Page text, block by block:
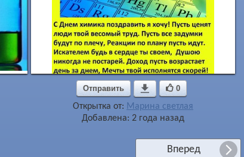
Отправить  0
Открытка от: Марина светлая
Добавлена: 2 года назад
Вперед